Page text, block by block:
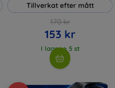
Tillverkat efter mått
170 kr
153 kr
I lager > 5 st